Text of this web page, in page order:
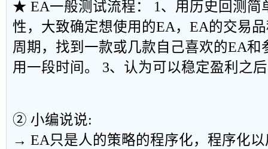
★ EA一般测试流程： 1、用历史回测简
性，大致确定想使用的EA，EA的交易
周期，找到一款或几款自己喜欢的EA和
用一段时间。 3、认为可以稳定盈利之
② 小编说说:
→ EA只是人的策略的程序化，程序化